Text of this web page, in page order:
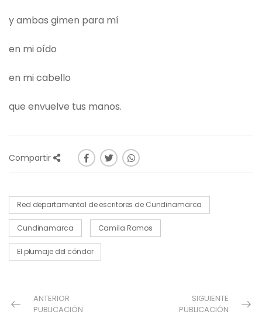
y ambas gimen para mí
en mi oído
en mi cabello
que envuelve tus manos.
Compartir
Red departamental de escritores de Cundinamarca
Cundinamarca Camila Ramos
El plumaje del cóndor
ANTERIOR
PUBLICACIÓN
SIGUIENTE
PUBLICACIÓN